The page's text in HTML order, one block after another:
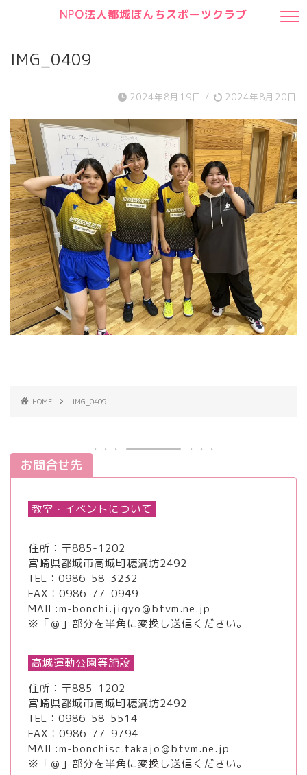
NPO法人都城ぼんちスポーツクラブ
IMG_0409
2024年8月19日 / 2024年8月20日
HOME IMG_0409
お問合せ先
教室・イベントについて
住所：〒885-1202
宮崎県都城市高城町穂満坊2492
TEL： 0986-58-3232
FAX：0986-77-0949
MAIL:m-bonchi.jigyo＠btvm.ne.jp
※「＠」部分を半角に変換し送信ください。
高城運動公園等施設
住所：〒885-1202
宮崎県都城市高城町穂満坊2492
TEL： 0986-58-5514
FAX：0986-77-9794
MAIL:m-bonchisc.takajo＠btvm.ne.jp
※「＠」部分を半角に変換し送信ください。